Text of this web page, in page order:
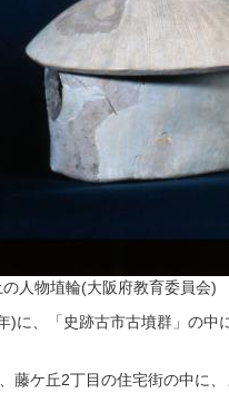
人物埴輪(大阪府教育委員会)
)に、「史跡古市古墳群」の中
藤ケ丘2丁目の住宅街の中に